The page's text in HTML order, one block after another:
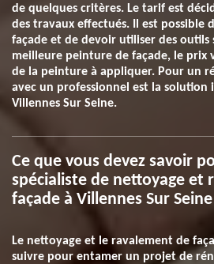
de quelques critères. Le tarif est
des travaux effectués. Il est possible
façade et de devoir utiliser des outils
meilleure peinture de façade, le prix
de la peinture à appliquer. Pour un
avec un professionnel est la solution
Villennes Sur Seine.
Ce que vous devez savoir
spécialiste de nettoyage et
façade à Villennes Sur Seine
Le nettoyage et le ravalement de
suivre pour entamer un projet de